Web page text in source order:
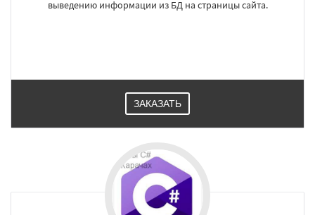
выведению информации из БД на страницы сайта.
ЗАКАЗАТЬ